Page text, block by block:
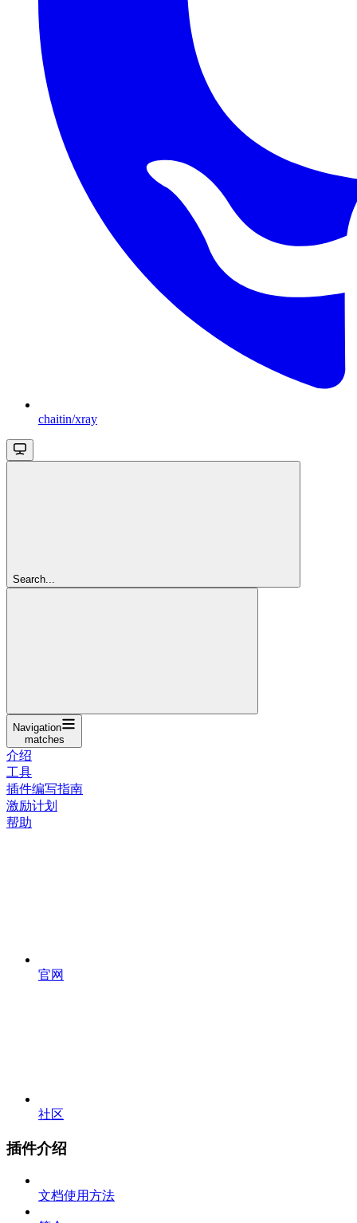
chaitin/xray
Search...
Navigation
matches
介绍
工具
插件编写指南
激励计划
帮助
官网
社区
插件介绍
文档使用方法